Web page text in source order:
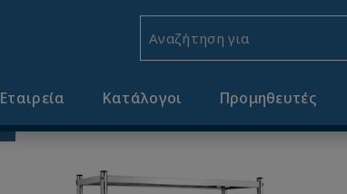
Αναζήτηση για κωδικ
Εταιρεία Κατάλογοι Προμηθευτές